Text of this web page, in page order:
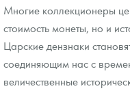
Многие коллекционеры
стоимость монеты, но и
Царские дензнаки
соединяющим нас с
величественные